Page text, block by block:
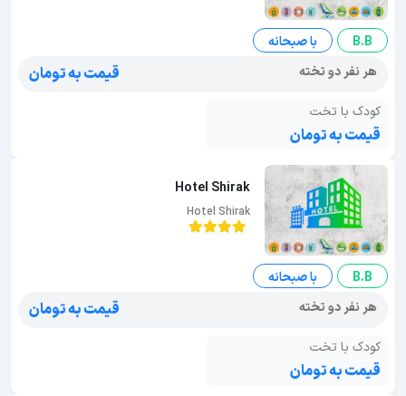
B.B
با صبحانه
هر نفر دو تخته
قیمت به تومان
کودک با تخت
قیمت به تومان
Hotel Shirak
Hotel Shirak
B.B
با صبحانه
هر نفر دو تخته
قیمت به تومان
کودک با تخت
قیمت به تومان